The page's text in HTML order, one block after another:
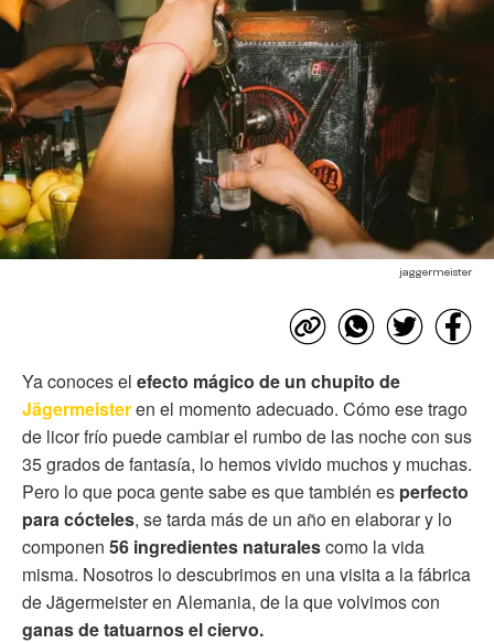
jaggermeister
Ya conoces el efecto mágico de un chupito de
Jägermeisteren el momento adecuado. Cómo ese trago
de licor frío puede cambiar el rumbo de las noche con sus
35 grados de fantasía, lo hemos vivido muchos y muchas.
Pero lo que poca gente sabe es que también es perfecto
para cócteles, se tarda más de un año en elaborar y lo
componen 56 ingredientes naturalescomo la vida
misma. Nosotros lo descubrimos en una visita a la fábrica
de Jägermeister en Alemania, de la que volvimos con
ganas de tatuarnos el ciervo.